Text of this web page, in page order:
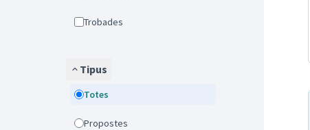
Trobades
Tipus
Totes
Propostes